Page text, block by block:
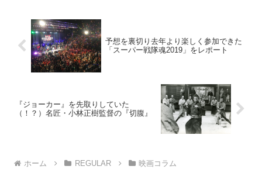
予想を裏切り去年より楽しく参加できた
「スーパー戦隊魂2019」をレポート
『ジョーカー』を先取りしていた
（！？）名匠・小林正樹監督の『切腹』
ホーム REGULAR 映画コラム